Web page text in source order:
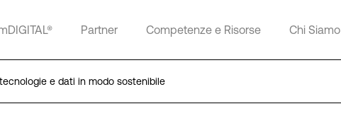
Partner Competenze e Risorse Chi Siamo
e dati in modo sostenibile